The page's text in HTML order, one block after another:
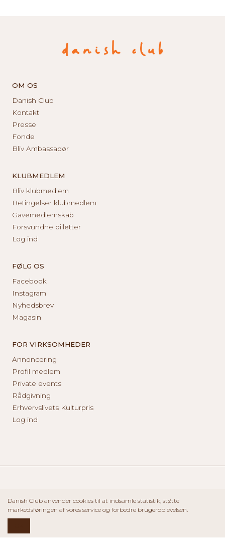
OM OS
Danish Club
Kontakt
Presse
Fonde
Bliv Ambassadør
KLUBMEDLEM
Bliv klubmedlem
Betingelser klubmedlem
Gavemedlemskab
Forsvundne billetter
Log ind
FØLG OS
Facebook
Instagram
Nyhedsbrev
Magasin
FOR VIRKSOMHEDER
Annoncering
Profil medlem
Private events
Rådgivning
Erhvervslivets Kulturpris
Log ind
Danish Club anvender cookies til at indsamle statistik, støtte
markedsføringen af vores service og forbedre brugeroplevelsen.